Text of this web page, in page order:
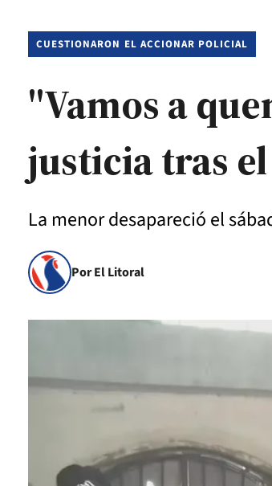
CUESTIONARON EL ACCIONAR POLICIAL
"Vamos a
justicia tras
La menor desapareció el
Por El Litoral